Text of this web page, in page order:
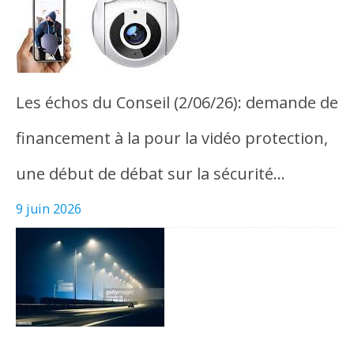
Les échos du Conseil (2/06/26): demande de
financement à la pour la vidéo protection,
une début de débat sur la sécurité…
9 juin 2026